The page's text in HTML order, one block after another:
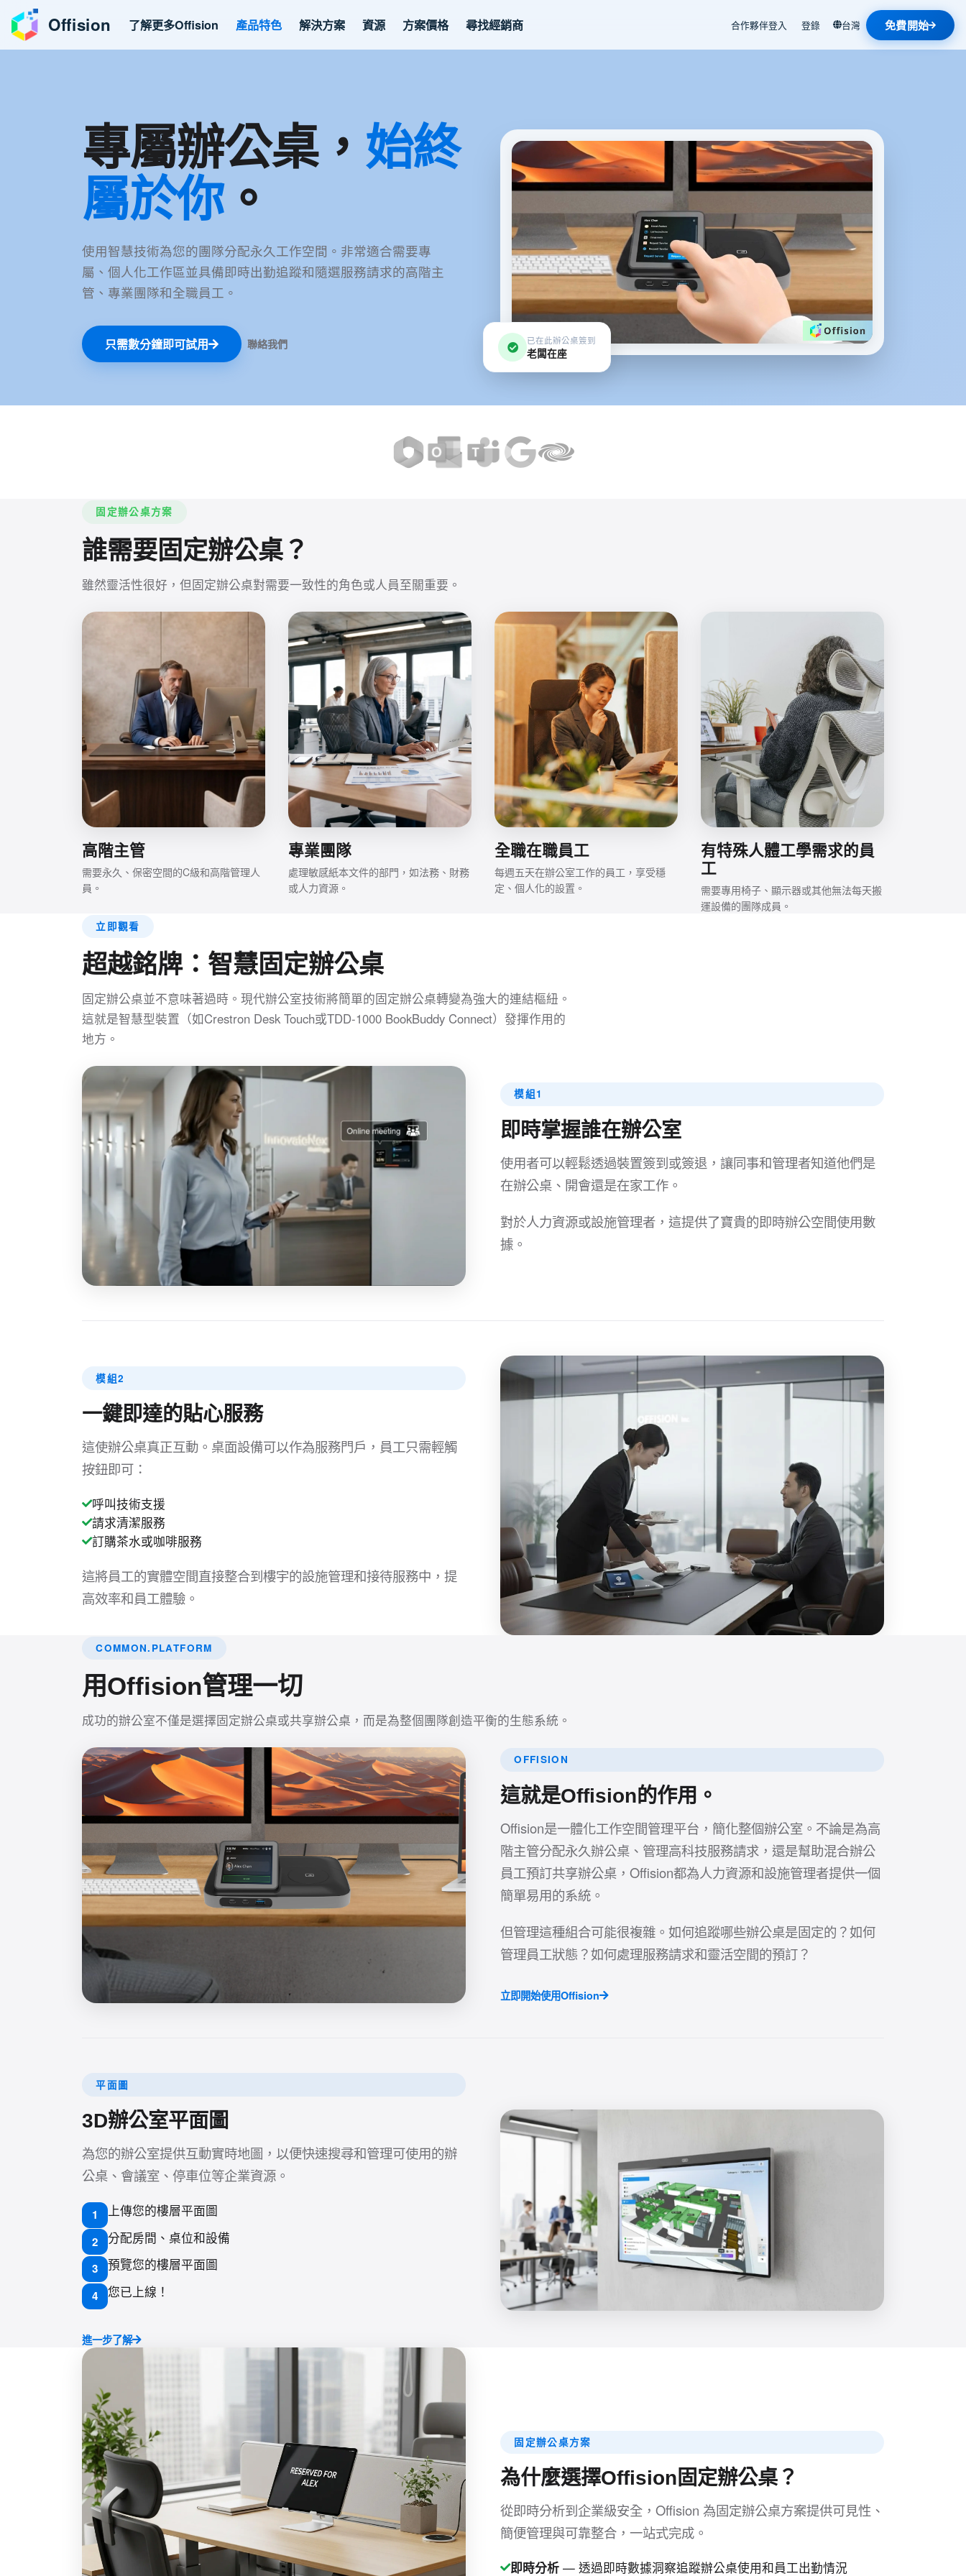
Offision 了解更多Offision 產品特色 解決方案 資源 方案價格 尋找經銷商 合作夥伴登入 登錄 台灣 免費開始
專屬辦公桌， 始終
屬於你。
使用智慧技術為您的團隊分配永久工作空間。非常適合需要專
屬、個人化工作區並具備即時出勤追蹤和隨選服務請求的高階主
管、專業團隊和全職員工。
只需數分鐘即可試用 聯絡我們 已在此辦公桌簽到
老闆在座
固定辦公桌方案
誰需要固定辦公桌？
雖然靈活性很好，但固定辦公桌對需要一致性的角色或人員至關重要。
高階主管
需要永久、保密空間的C級和高階管理人
員。
專業團隊
處理敏感紙本文件的部門，如法務、財務
或人力資源。
全職在職員工
每週五天在辦公室工作的員工，享受穩
定、個人化的設置。
有特殊人體工學需求的員
工
需要專用椅子、顯示器或其他無法每天搬
運設備的團隊成員。
立即觀看
超越銘牌：智慧固定辦公桌
固定辦公桌並不意味著過時。現代辦公室技術將簡單的固定辦公桌轉變為強大的連結樞紐。
這就是智慧型裝置（如Crestron Desk Touch或TDD-1000 BookBuddy Connect）發揮作用的
地方。
模組1
即時掌握誰在辦公室
使用者可以輕鬆透過裝置簽到或簽退，讓同事和管理者知道他們是
在辦公桌、開會還是在家工作。
對於人力資源或設施管理者，這提供了寶貴的即時辦公空間使用數
據。
模組2
一鍵即達的貼心服務
這使辦公桌真正互動。桌面設備可以作為服務門戶，員工只需輕觸
按鈕即可：
呼叫技術支援
請求清潔服務
訂購茶水或咖啡服務
這將員工的實體空間直接整合到樓宇的設施管理和接待服務中，提
高效率和員工體驗。
COMMON.PLATFORM
用Offision管理一切
成功的辦公室不僅是選擇固定辦公桌或共享辦公桌，而是為整個團隊創造平衡的生態系統。
OFFISION
這就是Offision的作用。
Offision是一體化工作空間管理平台，簡化整個辦公室。不論是為高
階主管分配永久辦公桌、管理高科技服務請求，還是幫助混合辦公
員工預訂共享辦公桌，Offision都為人力資源和設施管理者提供一個
簡單易用的系統。
但管理這種組合可能很複雜。如何追蹤哪些辦公桌是固定的？如何
管理員工狀態？如何處理服務請求和靈活空間的預訂？
立即開始使用Offision
平面圖
3D辦公室平面圖
為您的辦公室提供互動實時地圖，以便快速搜尋和管理可使用的辦
公桌、會議室、停車位等企業資源。
1 上傳您的樓層平面圖
2 分配房間、桌位和設備
3 預覽您的樓層平面圖
4 您已上線！
進一步了解
固定辦公桌方案
為什麼選擇Offision固定辦公桌？
從即時分析到企業級安全，Offision 為固定辦公桌方案提供可見性、
簡便管理與可靠整合，一站式完成。
即時分析 — 透過即時數據洞察追蹤辦公桌使用和員工出勤情況